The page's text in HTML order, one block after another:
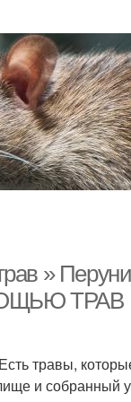
»
ТРАВ
травы,
и собранный